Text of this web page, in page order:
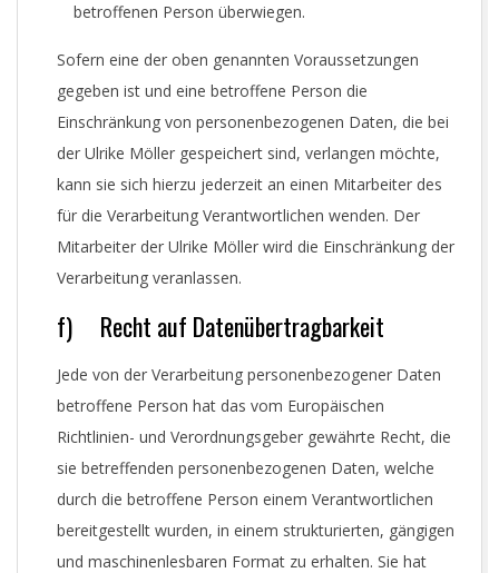
betroffenen Person überwiegen.
Sofern eine der oben genannten Voraussetzungen
gegeben ist und eine betroffene Person die
Einschränkung von personenbezogenen Daten, die bei
der Ulrike Möller gespeichert sind, verlangen möchte,
kann sie sich hierzu jederzeit an einen Mitarbeiter des
für die Verarbeitung Verantwortlichen wenden. Der
Mitarbeiter der Ulrike Möller wird die Einschränkung der
Verarbeitung veranlassen.
f) Recht auf Datenübertragbarkeit
Jede von der Verarbeitung personenbezogener Daten
betroffene Person hat das vom Europäischen
Richtlinien- und Verordnungsgeber gewährte Recht, die
sie betreffenden personenbezogenen Daten, welche
durch die betroffene Person einem Verantwortlichen
bereitgestellt wurden, in einem strukturierten, gängigen
und maschinenlesbaren Format zu erhalten. Sie hat